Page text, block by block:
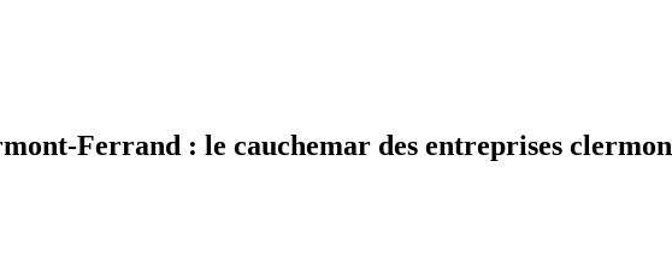
Ferrand : le cauchemar des entreprises clermon